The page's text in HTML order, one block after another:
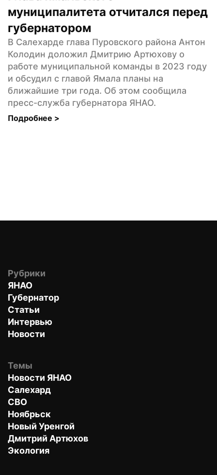
муниципалитета отчитался перед
губернатором
В Салехарде глава Пуровского района Антон
Колодин доложил Дмитрию Артюхову о
работе муниципальной команды в 2023 году
и обсудил с главой Ямала планы на
ближайшие три года. Об этом сообщила
пресс-служба губернатора ЯНАО.
Подробнее >
Рубрики
ЯНАО
Губернатор
Статьи
Интервью
Новости
Темы
Новости ЯНАО
Салехард
СВО
Ноябрьск
Новый Уренгой
Дмитрий Артюхов
Экология